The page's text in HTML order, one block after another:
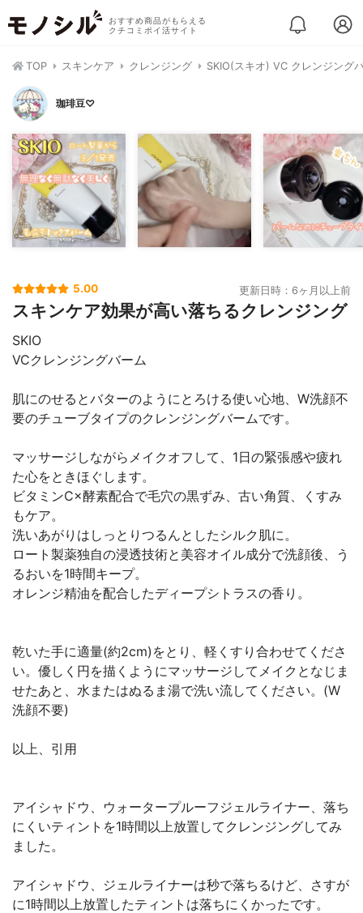
おすすめ商品がもらえる
クチコミポイ活サイト
TOP スキンケア クレンジング SKIO(スキオ) VC クレンジング
珈琲豆♡
5.00 更新日時：6ヶ月以上前
スキンケア効果が高い落ちるクレンジング
SKIO
VCクレンジングバーム
肌にのせるとバターのようにとろける使い心地、W洗顔不
要のチューブタイプのクレンジングバームです。
マッサージしながらメイクオフして、1日の緊張感や疲れ
た心をときほぐします。
ビタミンC×酵素配合で毛穴の黒ずみ、古い角質、くすみ
もケア。
洗いあがりはしっとりつるんとしたシルク肌に。
ロート製薬独自の浸透技術と美容オイル成分で洗顔後、う
るおいを1時間キープ。
オレンジ精油を配合したディープシトラスの香り。
乾いた手に適量(約2cm)をとり、軽くすり合わせてくださ
い。優しく円を描くようにマッサージしてメイクとなじま
せたあと、水またはぬるま湯で洗い流してください。(W
洗顔不要)
以上、引用
アイシャドウ、ウォータープルーフジェルライナー、落ち
にくいティントを1時間以上放置してクレンジングしてみ
ました。
アイシャドウ、ジェルライナーは秒で落ちるけど、さすが
に1時間以上放置したティントは落ちにくかったです。